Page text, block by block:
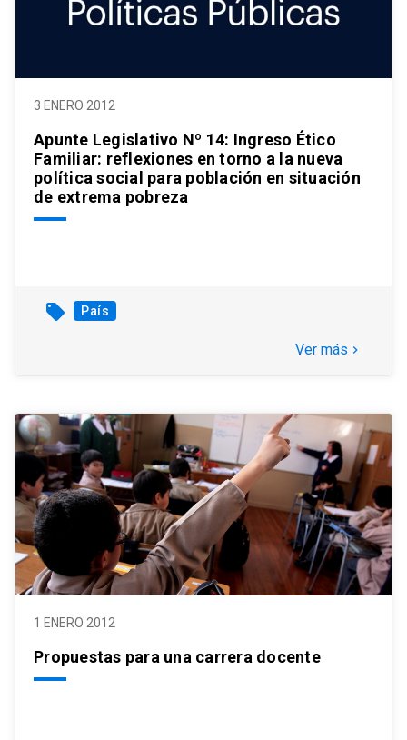
3 ENERO 2012
Apunte Legislativo Nº 14: Ingreso Ético
Familiar: reflexiones en torno a la nueva
política social para población en situación
de extrema pobreza
local_offer País
Ver más keyboard_arrow_right
1 ENERO 2012
Propuestas para una carrera docente